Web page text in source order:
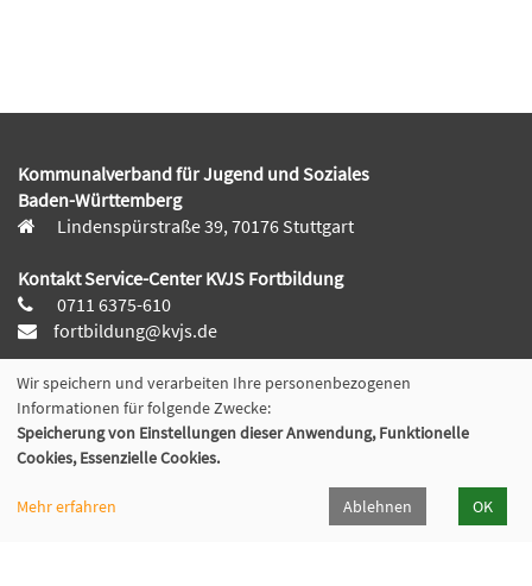
Kommunalverband für Jugend und Soziales
Baden-Württemberg
Lindenspürstraße 39, 70176 Stuttgart
Kontakt Service-Center KVJS Fortbildung
0711 6375-610
fortbildung@kvjs.de
Öffnungszeiten
Mo-Do:
09:30 – 12:00 Uhr und
13:00 – 15:30 Uhr
9:30 – 12:00 Uhr
Wir speichern und verarbeiten Ihre personenbezogenen
Informationen für folgende Zwecke:
Speicherung von Einstellungen dieser Anwendung, Funktionelle
Cookies, Essenzielle Cookies.
Mehr erfahren Ablehnen OK